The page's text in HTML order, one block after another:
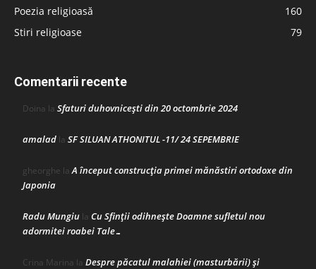
Poezia religioasă
160
Stiri religioase
79
Comentarii recente
Doina la Sfaturi duhovnicești din 20 octombrie 2024
amalad la SF SILUAN ATHONITUL -11/ 24 SEPEMBRIE
gheorghe laA început construcţia primei mănăstiri ortodoxe din
Japonia
Radu Mungiu la Cu Sfinții odihnește Doamne sufletul nou
adormitei roabei Tale…
Crina Marina la Despre păcatul malahiei (masturbării) şi